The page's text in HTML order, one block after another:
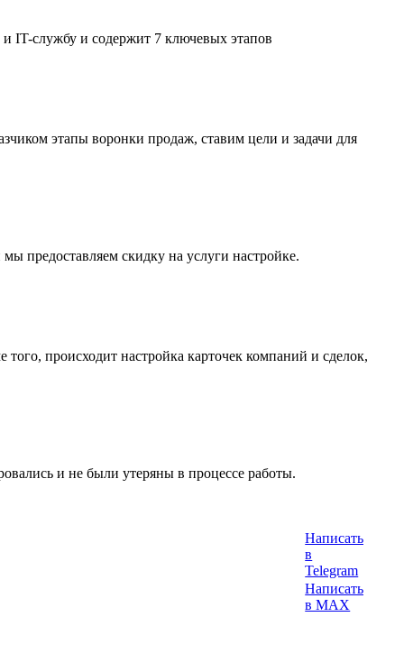
Написать
в
Telegram
Написать
в MAX
и IT-службу и содержит 7 ключевых этапов
этапы воронки продаж, ставим цели и задачи для
предоставляем скидку на услуги настройке.
происходит настройка карточек компаний и сделок,
и не были утеряны в процессе работы.